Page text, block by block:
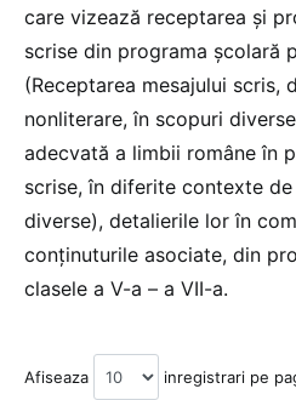
care vizează receptarea și
scrise din programa școlară
(Receptarea mesajului scris,
nonliterare, în scopuri
adecvată a limbii române în
scrise, în diferite contexte
diverse), detalierile lor în
conținuturile asociate, din
clasele a V-a – a VII-a.
Afiseaza inregistrari pe